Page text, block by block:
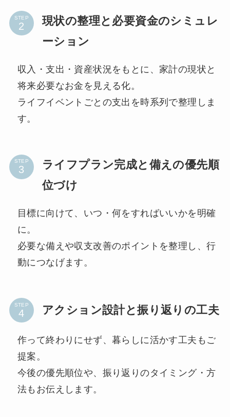
STEP
現状の整理と必要資金のシミュレ
ーション
収入・支出・資産状況をもとに、家計の現状と
将来必要なお金を見える化。
ライフイベントごとの支出を時系列で整理しま
す。
STEP
ライフプラン完成と備えの優先順
位づけ
目標に向けて、いつ・何をすればいいかを明確
に。
必要な備えや収支改善のポイントを整理し、行
動につなげます。
STEP アクション設計と振り返りの工夫
作って終わりにせず、暮らしに活かす工夫もご
提案。
今後の優先順位や、振り返りのタイミング・方
法もお伝えします。